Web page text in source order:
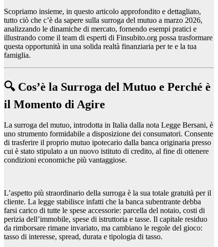
Scopriamo insieme, in questo articolo approfondito e dettagliato,
tutto ciò che c’è da sapere sulla surroga del mutuo a marzo 2026,
analizzando le dinamiche di mercato, fornendo esempi pratici e
illustrando come il team di esperti di Finsubito.org possa trasformare
questa opportunità in una solida realtà finanziaria per te e la tua
famiglia.
🔍 Cos’è la Surroga del Mutuo e Perché è
il Momento di Agire
La surroga del mutuo, introdotta in Italia dalla nota Legge Bersani, è
uno strumento formidabile a disposizione dei consumatori. Consente
di trasferire il proprio mutuo ipotecario dalla banca originaria presso
cui è stato stipulato a un nuovo istituto di credito, al fine di ottenere
condizioni economiche più vantaggiose.
L’aspetto più straordinario della surroga è la sua totale gratuità per il
cliente. La legge stabilisce infatti che la banca subentrante debba
farsi carico di tutte le spese accessorie: parcella del notaio, costi di
perizia dell’immobile, spese di istruttoria e tasse. Il capitale residuo
da rimborsare rimane invariato, ma cambiano le regole del gioco:
tasso di interesse, spread, durata e tipologia di tasso.